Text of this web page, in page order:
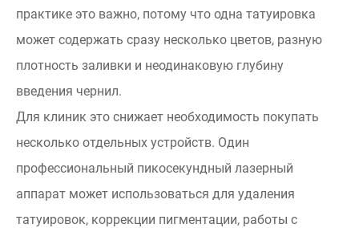
практике это важно, потому что одна татуировка
может содержать сразу несколько цветов, разную
плотность заливки и неодинаковую глубину
введения чернил.
Для клиник это снижает необходимость покупать
несколько отдельных устройств. Один
профессиональный пикосекундный лазерный
аппарат может использоваться для удаления
татуировок, коррекции пигментации, работы с